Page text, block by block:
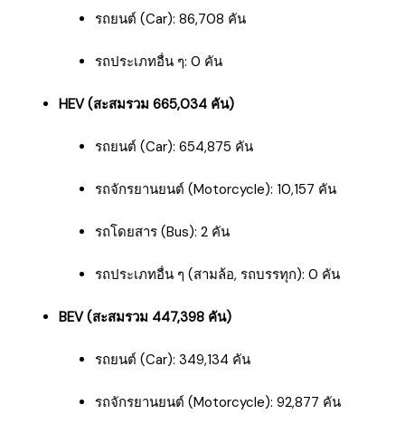
รถยนต์ (Car): 86,708 คัน
รถประเภทอื่น ๆ: 0 คัน
HEV (สะสมรวม 665,034 คัน)
รถยนต์ (Car): 654,875 คัน
รถจักรยานยนต์ (Motorcycle): 10,157 คัน
รถโดยสาร (Bus): 2 คัน
รถประเภทอื่น ๆ (สามล้อ, รถบรรทุก): 0 คัน
BEV (สะสมรวม 447,398 คัน)
รถยนต์ (Car): 349,134 คัน
รถจักรยานยนต์ (Motorcycle): 92,877 คัน